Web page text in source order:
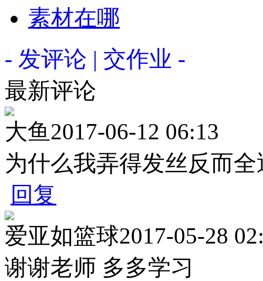
素材在哪
- 发评论 | 交作业 -
最新评论
大鱼2017-06-12 06:13
为什么我弄得发丝反而
回复
爱亚如篮球2017-05-28
谢谢老师 多多学习